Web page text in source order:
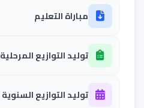
مباراة التعليم
توليد التوازيع المرحلية
توليد التوازيع السنوية